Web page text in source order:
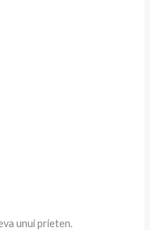
unui prieten.